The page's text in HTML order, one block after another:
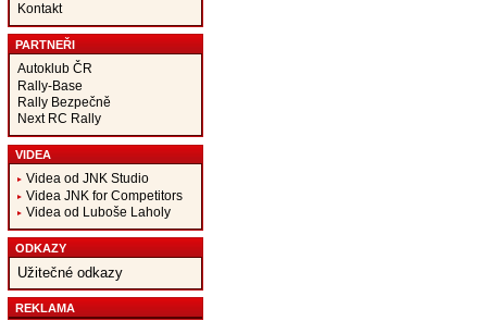
Kontakt
PARTNEŘI
Autoklub ČR
Rally-Base
Rally Bezpečně
Next RC Rally
VIDEA
Videa od JNK Studio
Videa JNK for Competitors
Videa od Luboše Laholy
ODKAZY
Užitečné odkazy
REKLAMA